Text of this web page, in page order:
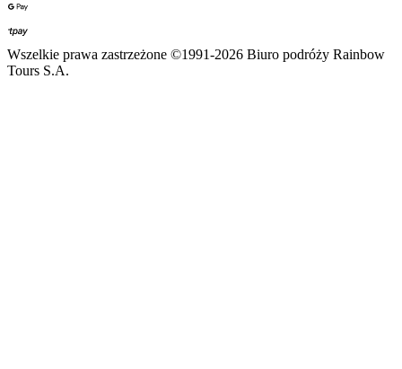
Wszelkie prawa zastrzeżone ©1991-2026 Biuro podróży Rainbow
Tours S.A.